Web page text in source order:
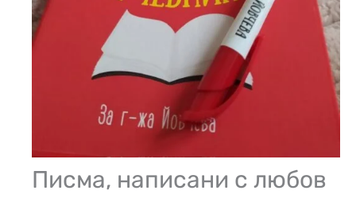
Писма, написани с любов